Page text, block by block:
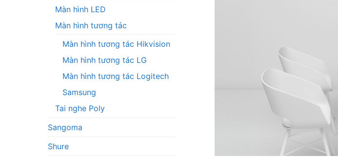
Màn hình LED
Màn hình tương tác
Màn hình tương tác Hikvision
Màn hình tương tác LG
Màn hình tương tác Logitech
Samsung
Tai nghe Poly
Sangoma
Shure